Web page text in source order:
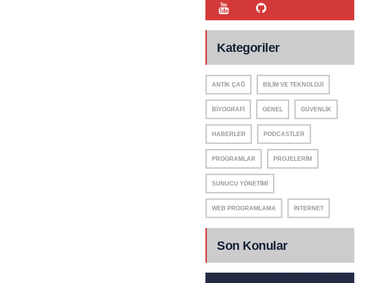
Kategoriler
ANTIK ÇAĞ BILIM VE TEKNOLOJI
BIYOGRAFI GENEL GÜVENLIK
HABERLER PODCASTLER
PROGRAMLAR PROJELERIM
SUNUCU YÖNETIMI
WEB PROGRAMLAMA İNTERNET
Son Konular